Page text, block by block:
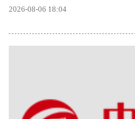
品类产品矩阵、智能产线配套、...
2026-08-06 18:04